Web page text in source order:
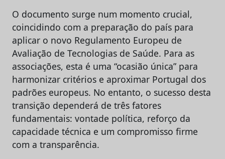
O documento surge num momento crucial,
coincidindo com a preparação do país para
aplicar o novo Regulamento Europeu de
Avaliação de Tecnologias de Saúde. Para as
associações, esta é uma “ocasião única” para
harmonizar critérios e aproximar Portugal dos
padrões europeus. No entanto, o sucesso desta
transição dependerá de três fatores
fundamentais: vontade política, reforço da
capacidade técnica e um compromisso firme
com a transparência.